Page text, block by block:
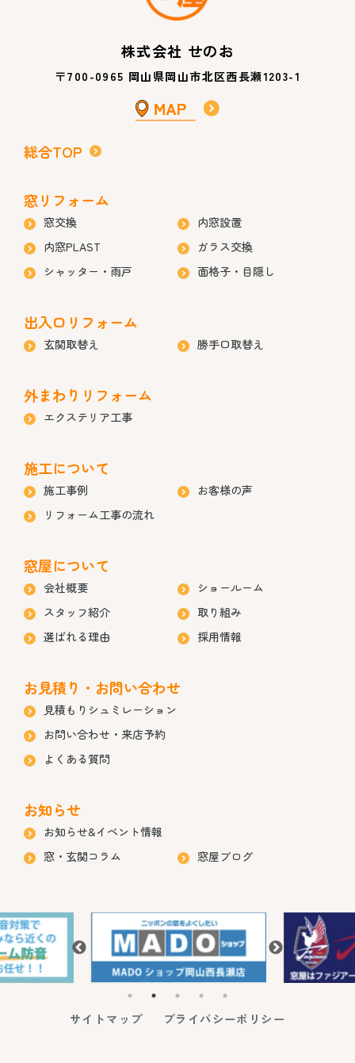
株式会社 せのお
〒700-0965 岡山県岡山市北区西長瀬1203-1
総合TOP
窓リフォーム
窓交換
内窓設置
内窓PLAST
ガラス交換
シャッター・雨戸
面格子・目隠し
出入口リフォーム
玄関取替え 勝手口取替え
外まわりリフォーム
エクステリア工事
施工について
施工事例
お客様の声
リフォーム工事の流れ
窓屋について
会社概要
ショールーム
スタッフ紹介
取り組み
選ばれる理由
採用情報
お見積り・お問い合わせ
見積もりシュミレーション
お問い合わせ・来店予約
よくある質問
お知らせ
お知らせ&イベント情報
窓・玄関コラム
窓屋ブログ
サイトマップ プライバシーポリシー